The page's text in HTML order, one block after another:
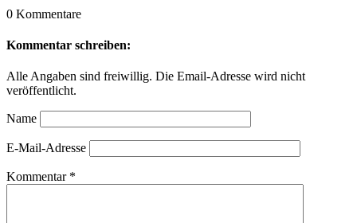
0 Kommentare
Kommentar schreiben:
Alle Angaben sind freiwillig. Die Email-Adresse wird nicht
veröffentlicht.
Name
E-Mail-Adresse
Kommentar *